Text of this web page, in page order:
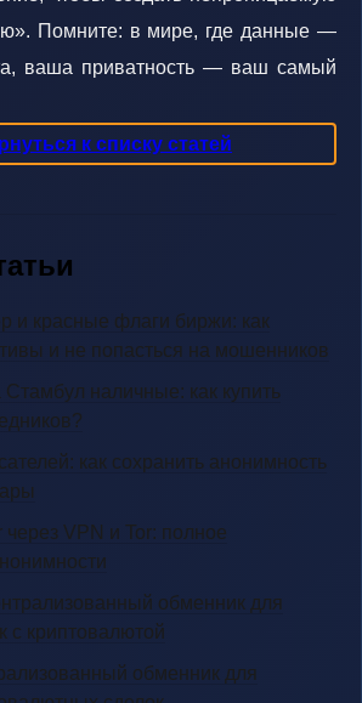
Помните: в мире, где данные —
ваша приватность — ваш самый
к списку статей
и красные флаги биржи: как
и не попасться на мошенников
наличные: как купить
как сохранить анонимность
VPN и Tor: полное
обменник для
с криптовалютой
обменник для